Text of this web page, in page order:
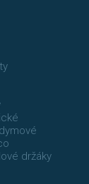
držáky